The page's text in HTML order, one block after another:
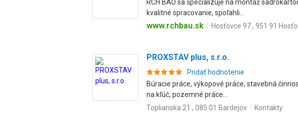
RCH BAU sa špecializuje na montáž
kvalitné spracovanie, spoľahli...
www.rchbau.sk Hosťovce 97 , 951 91
PROXSTAV plus, s.r.o.
Pridať hodnotenie
Búracie práce, výkopové práce, stavebná
na kľúč, pozemné práce...
Toplianska 21 , 085 01 Bardejov
Kontakty